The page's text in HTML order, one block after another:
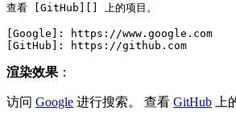
查看 [ GitHub ][] 上的项目。
Google ]:
https://www.google.com
GitHub ]: https://github.com
渲染效果 ：
访问 Google 进行搜索。 查看 GitHub 上